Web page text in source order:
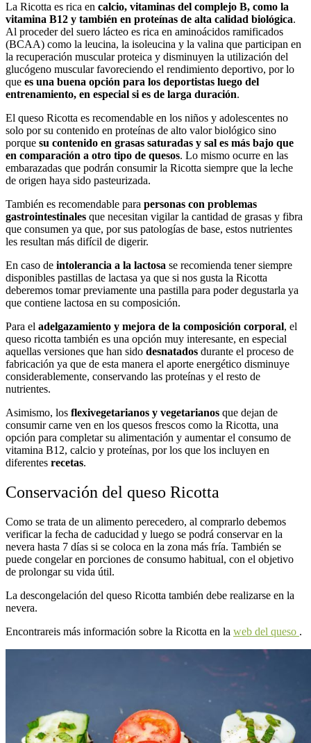
La Ricotta es rica en calcio, vitaminas del complejo B, como la
vitamina B12 y también en proteínas de alta calidad biológica.
Al proceder del suero lácteo es rica en aminoácidos ramificados
(BCAA) como la leucina, la isoleucina y la valina que participan en
la recuperación muscular proteica y disminuyen la utilización del
glucógeno muscular favoreciendo el rendimiento deportivo, por lo
que es una buena opción para los deportistas luego del
entrenamiento, en especial si es de larga duración.
El queso Ricotta es recomendable en los niños y adolescentes no
solo por su contenido en proteínas de alto valor biológico sino
porque su contenido en grasas saturadas y sal es más bajo que
en comparación a otro tipo de quesos. Lo mismo ocurre en las
embarazadas que podrán consumir la Ricotta siempre que la leche
de origen haya sido pasteurizada.
También es recomendable para personas con problemas
gastrointestinales que necesitan vigilar la cantidad de grasas y fibra
que consumen ya que, por sus patologías de base, estos nutrientes
les resultan más difícil de digerir.
En caso de intolerancia a la lactosa se recomienda tener siempre
disponibles pastillas de lactasa ya que si nos gusta la Ricotta
deberemos tomar previamente una pastilla para poder degustarla ya
que contiene lactosa en su composición.
Para el adelgazamiento y mejora de la composición corporal, el
queso ricotta también es una opción muy interesante, en especial
aquellas versiones que han sido desnatados durante el proceso de
fabricación ya que de esta manera el aporte energético disminuye
considerablemente, conservando las proteínas y el resto de
nutrientes.
Asimismo, los flexivegetarianos y vegetarianos que dejan de
consumir carne ven en los quesos frescos como la Ricotta, una
opción para completar su alimentación y aumentar el consumo de
vitamina B12, calcio y proteínas, por los que los incluyen en
diferentes recetas.
Conservación del queso Ricotta
Como se trata de un alimento perecedero, al comprarlo debemos
verificar la fecha de caducidad y luego se podrá conservar en la
nevera hasta 7 días si se coloca en la zona más fría. También se
puede congelar en porciones de consumo habitual, con el objetivo
de prolongar su vida útil.
La descongelación del queso Ricotta también debe realizarse en la
nevera.
Encontrareis más información sobre la Ricotta en la web del queso .